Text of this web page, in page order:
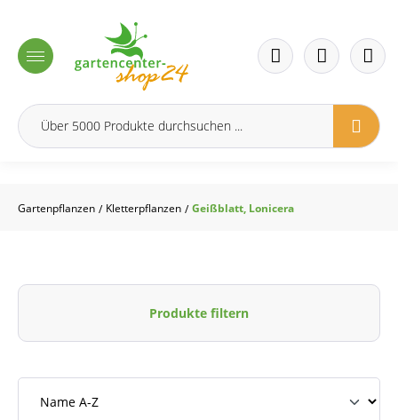
Gartenpflanzen / Kletterpflanzen / Geißblatt, Lonicera
Produkte filtern